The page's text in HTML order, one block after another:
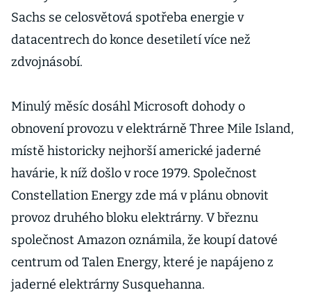
Sachs se celosvětová spotřeba energie v
datacentrech do konce desetiletí více než
zdvojnásobí.
Minulý měsíc dosáhl Microsoft dohody o
obnovení provozu v elektrárně Three Mile Island,
místě historicky nejhorší americké jaderné
havárie, k níž došlo v roce 1979. Společnost
Constellation Energy zde má v plánu obnovit
provoz druhého bloku elektrárny. V březnu
společnost Amazon oznámila, že koupí datové
centrum od Talen Energy, které je napájeno z
jaderné elektrárny Susquehanna.